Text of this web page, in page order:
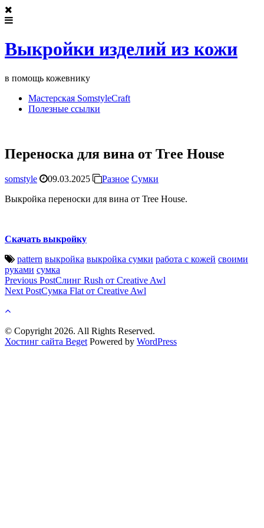
Выкройки изделий из кожи
в помощь кожевнику
Мастерская SomstyleCraft
Полезные ссылки
Переноска для вина от Tree House
somstyle 09.03.2025 Разное Сумки
Выкройка переноски для вина от Tree House.
Скачать выкройку
pattern выкройка выкройка сумки работа с кожей своими
руками сумка
Post
navigation
Previous PostСлинг Rush от Creative Awl
Next PostСумка Flat от Creative Awl
© Copyright 2026. All Rights Reserved.
Хостинг сайта Beget Powered by WordPress